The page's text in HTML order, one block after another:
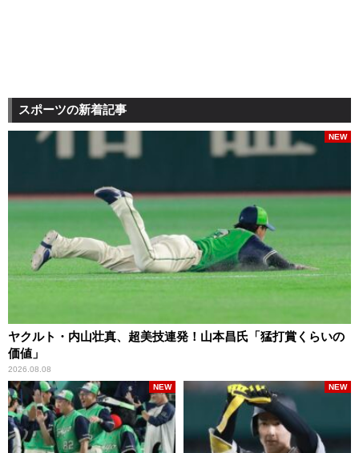
スポーツの新着記事
ヤクルト・内山壮真、超美技連発！山本昌氏「猛打賞くらいの
価値」
2026.08.08
NEW
NEW NEW